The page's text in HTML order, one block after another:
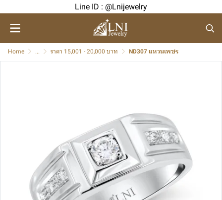
Line ID : @Lnijewelry
Home ... ราคา 15,001 - 20,000 บาท ND307 แหวนเพชร